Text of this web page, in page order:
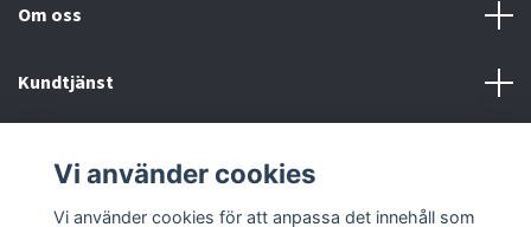
Om oss
Kundtjänst
Sociala medier
Vi använder cookies
Vi använder cookies för att anpassa det innehåll som